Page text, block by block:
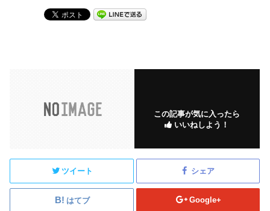
この記事が気に入ったら
いいねしよう！
ツイート シェア
はてブ Google+